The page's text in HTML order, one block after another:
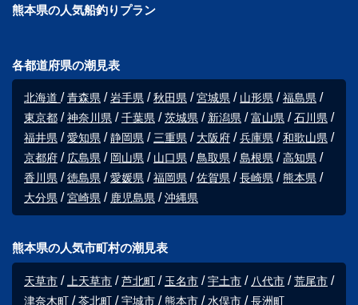
熊本県の人気船釣りプラン
各都道府県の潮見表
北海道 青森県 岩手県 秋田県 宮城県 山形県
福島県
東京都
神奈川県 千葉県 茨城県 新潟県 富山県
石川県
福井県
愛知県 静岡県 三重県 大阪府 兵庫県
和歌山県
京都府
広島県 岡山県 山口県 鳥取県 島根県
高知県
香川県
徳島県 愛媛県 福岡県 佐賀県 長崎県
熊本県
大分県
宮崎県 鹿児島県 沖縄県
熊本県の人気市町村の潮見表
天草市 上天草市 芦北町 玉名市 宇土市 八代市
荒尾市
津奈木町
苓北町 宇城市 熊本市 水俣市 長洲町